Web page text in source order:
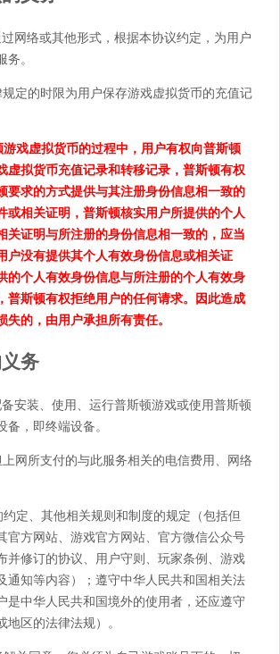
网络或其他形式，根据本协议约定，为用户
。
定的时限为用户保存游戏虚拟货币的充值记
戏虚拟货币的过程中，用户有权向普斯顿
虚拟货币充值记录和转移记录，普斯顿有权
要求的方式提供与其注册身份信息相一致的
或相关证明，普斯顿核实用户所提供的个人
关证明与所注册的身份信息相一致的，应当
户没有提供其个人有效身份信息或相关证
的个人有效身份信息与所注册的个人有效身
普斯顿有权拒绝用户的任何请求。因此造成
失的，由用户承担所有责任。
务
安装、使用、运行普斯顿游戏或使用普斯顿
，即终端设备。
网所支付的与此服务相关的电信费用、网络
定、其他相关规则和制度的规定（包括但
官方网站、游戏官方网站、官方微信公众号
并修订的协议、用户守则、玩家条例、游戏
通知等内容）；遵守中华人民共和国相关法
是中华人民共和国境外的使用者，还应遵守
地区的法律法规）。